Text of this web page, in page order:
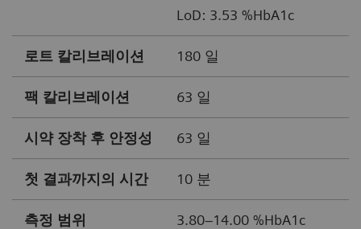
LoD: 3.53 %HbA1c
로트 칼리브레이션 180 일
팩 칼리브레이션 63 일
시약 장착 후 안정성 63 일
첫 결과까지의 시간 10 분
측정 범위 3.80–14.00 %HbA1c